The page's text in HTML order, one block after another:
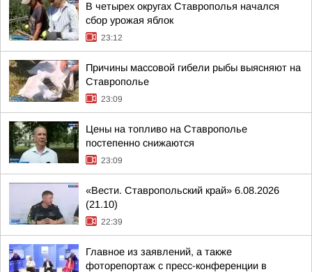
В четырех округах Ставрополья начался
сбор урожая яблок
23:12
Причины массовой гибели рыбы выясняют на
Ставрополье
23:09
Цены на топливо на Ставрополье
постепенно снижаются
23:09
«Вести. Ставропольский край» 6.08.2026
(21.10)
22:39
Главное из заявлений, а также
фоторепортаж с пресс-конференции в